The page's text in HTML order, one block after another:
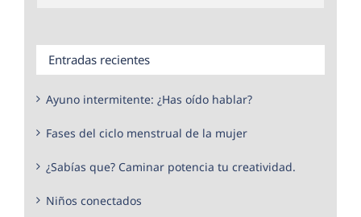
Entradas recientes
Ayuno intermitente: ¿Has oído hablar?
Fases del ciclo menstrual de la mujer
¿Sabías que? Caminar potencia tu creatividad.
Niños conectados